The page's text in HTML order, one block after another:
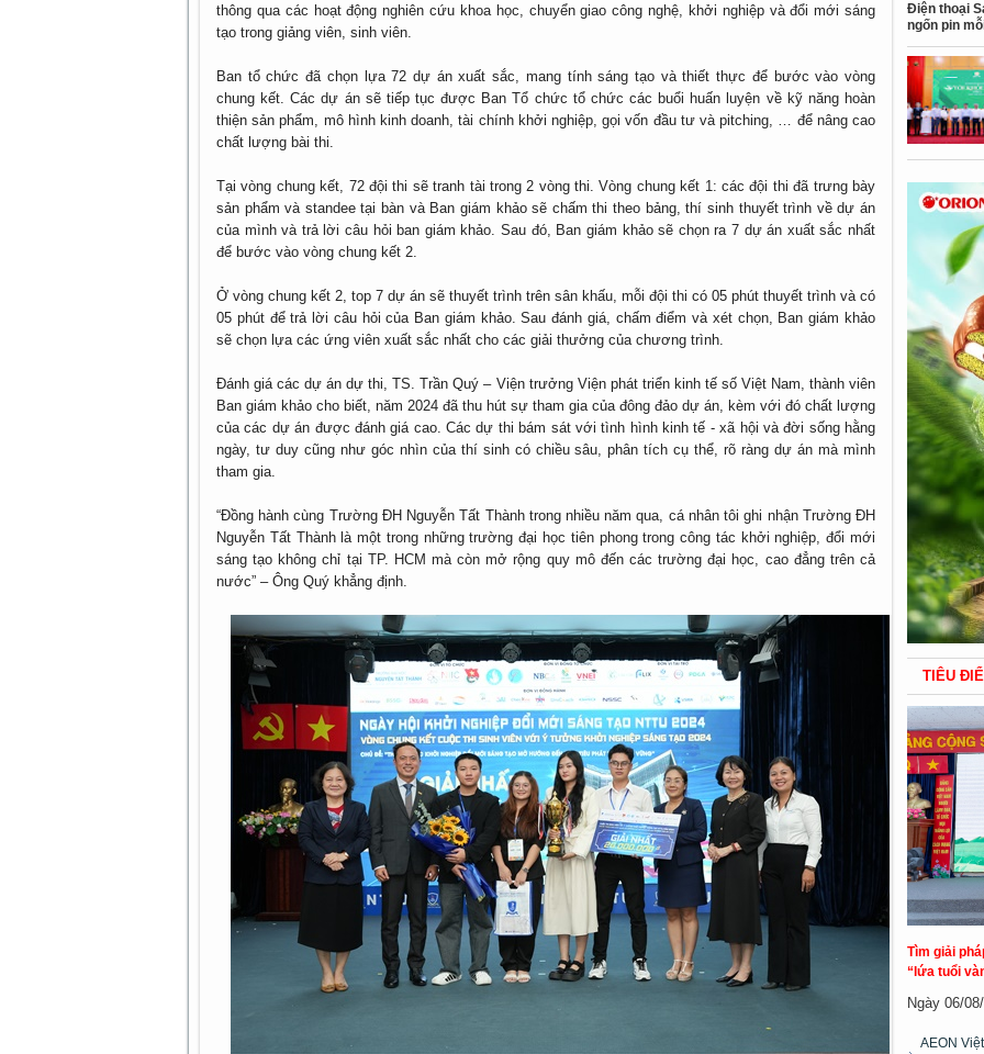
thông qua các hoạt động nghiên cứu khoa học, chuyển giao công nghệ, khởi nghiệp và đổi mới sáng
tạo trong giảng viên, sinh viên.
Ban tổ chức đã chọn lựa 72 dự án xuất sắc, mang tính sáng tạo và thiết thực để bước vào vòng
chung kết. Các dự án sẽ tiếp tục được Ban Tổ chức tổ chức các buổi huấn luyện về kỹ năng hoàn
thiện sản phẩm, mô hình kinh doanh, tài chính khởi nghiệp, gọi vốn đầu tư và pitching, … để nâng cao
chất lượng bài thi.
Tại vòng chung kết, 72 đội thi sẽ tranh tài trong 2 vòng thi. Vòng chung kết 1: các đội thi đã trưng bày
sản phẩm và standee tại bàn và Ban giám khảo sẽ chấm thi theo bảng, thí sinh thuyết trình về dự án
của mình và trả lời câu hỏi ban giám khảo. Sau đó, Ban giám khảo sẽ chọn ra 7 dự án xuất sắc nhất
để bước vào vòng chung kết 2.
Ở vòng chung kết 2, top 7 dự án sẽ thuyết trình trên sân khấu, mỗi đội thi có 05 phút thuyết trình và có
05 phút để trả lời câu hỏi của Ban giám khảo. Sau đánh giá, chấm điểm và xét chọn, Ban giám khảo
sẽ chọn lựa các ứng viên xuất sắc nhất cho các giải thưởng của chương trình.
Đánh giá các dự án dự thi, TS. Trần Quý – Viện trưởng Viện phát triển kinh tế số Việt Nam, thành viên
Ban giám khảo cho biết, năm 2024 đã thu hút sự tham gia của đông đảo dự án, kèm với đó chất lượng
của các dự án được đánh giá cao. Các dự thi bám sát với tình hình kinh tế - xã hội và đời sống hằng
ngày, tư duy cũng như góc nhìn của thí sinh có chiều sâu, phân tích cụ thể, rõ ràng dự án mà mình
tham gia.
“Đồng hành cùng Trường ĐH Nguyễn Tất Thành trong nhiều năm qua, cá nhân tôi ghi nhận Trường ĐH
Nguyễn Tất Thành là một trong những trường đại học tiên phong trong công tác khởi nghiệp, đổi mới
sáng tạo không chỉ tại TP. HCM mà còn mở rộng quy mô đến các trường đại học, cao đẳng trên cả
nước” – Ông Quý khẳng định.
Điện thoại
ngốn pin
TIÊU
Tìm giải
“lứa tuổi
Ngày 06/
AEON